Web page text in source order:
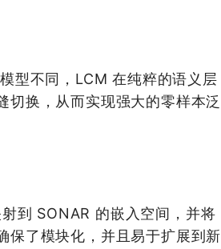
型不同，LCM 在纯粹的语义层
切换，从而实现强大的零样本泛
到 SONAR 的嵌入空间，并将
保了模块化，并且易于扩展到新